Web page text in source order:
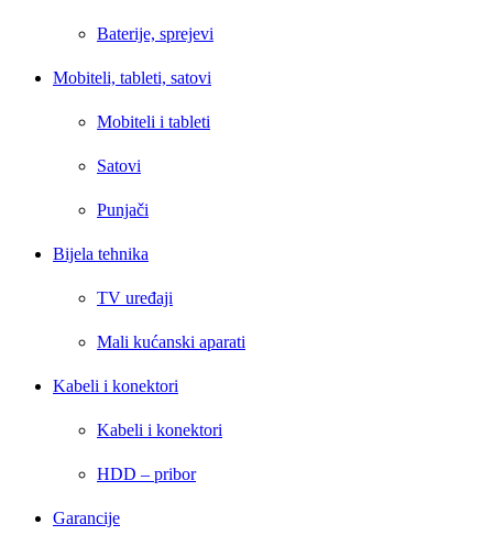
Baterije, sprejevi
Mobiteli, tableti, satovi
Mobiteli i tableti
Satovi
Punjači
Bijela tehnika
TV uređaji
Mali kućanski aparati
Kabeli i konektori
Kabeli i konektori
HDD – pribor
Garancije